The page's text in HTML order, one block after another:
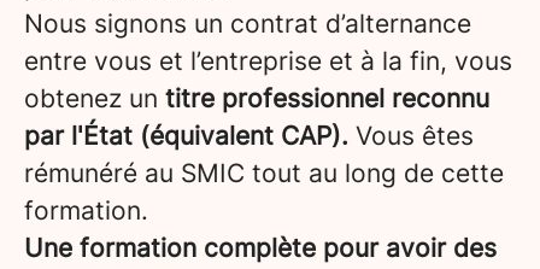
Nous signons un contrat d’alternance
entre vous et l’entreprise et à la fin, vous
obtenez un titre professionnel reconnu
par l'État (équivalent CAP). Vous êtes
rémunéré au SMIC tout au long de cette
formation.
Une formation complète pour avoir des